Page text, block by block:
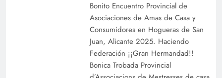
Bonito Encuentro Provincial de
Asociaciones de Amas de Casa y
Consumidores en Hogueras de San
Juan, Alicante 2025. Haciendo
Federación ¡¡Gran Hermandad!!
Bonica Trobada Provincial